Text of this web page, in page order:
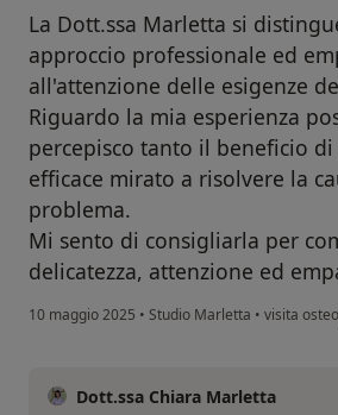
La Dott.ssa Marletta si
approccio professionale ed
all'attenzione delle esigenze
Riguardo la mia esperienza
percepisco tanto il beneficio
efficace mirato a risolvere la
problema.
Mi sento di consigliarla per
delicatezza, attenzione ed
10 maggio 2025 • Studio Marletta • visita
Dott.ssa Chiara Marletta